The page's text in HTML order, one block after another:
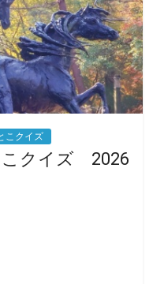
こクイズ
こクイズ 2026